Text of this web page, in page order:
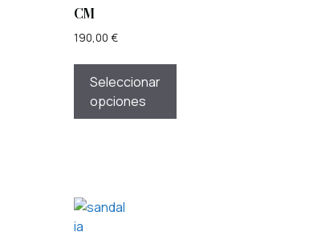
CM
190,00 €
Seleccionar
opciones